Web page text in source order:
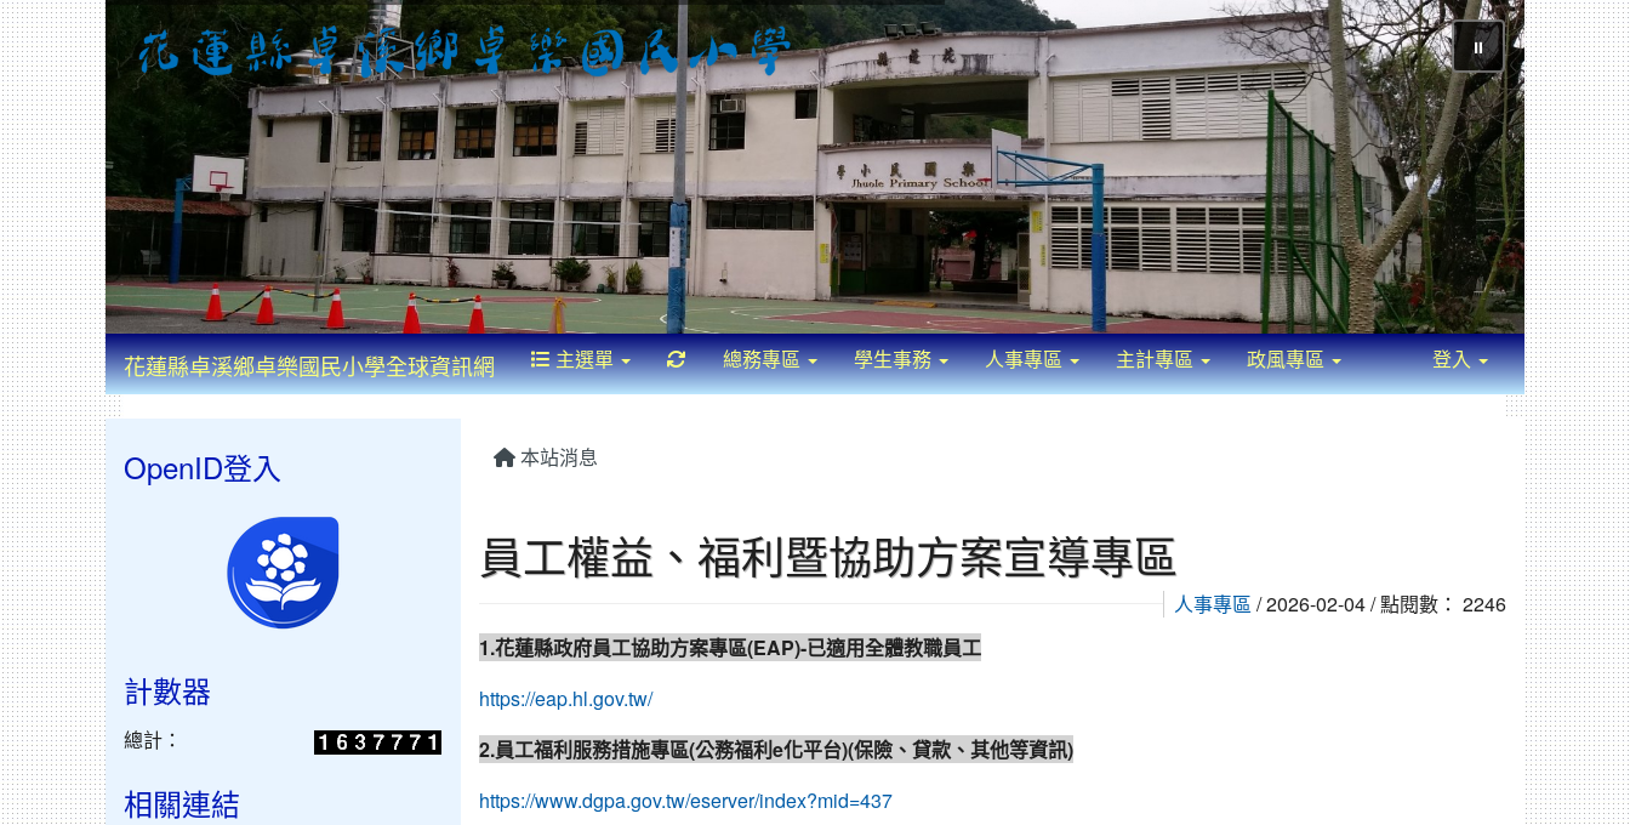
⏸
花蓮縣卓溪鄉卓樂國民小學全球資訊網 主選單 重新取得佈景設定
總務專區 學生事務 人事專區 主計專區 政風專區 登入
本站消息
員工權益、福利暨協助方案宣導專區
人事專區 / 2026-02-04 / 點閱數： 2246
1.花蓮縣政府員工協助方案專區(EAP)-已適用全體教職員工
https://eap.hl.gov.tw/
2.員工福利服務措施專區(公務福利e化平台)(保險、貸款、其他等資訊)
https://www.dgpa.gov.tw/eserver/index?mid=437
OpenID登入
計數器
總計：
相關連結